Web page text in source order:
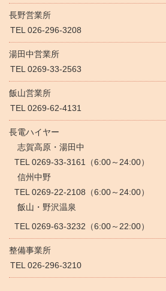
長野営業所
TEL 026-296-3208
湯田中営業所
TEL 0269-33-2563
飯山営業所
TEL 0269-62-4131
長電ハイヤー
志賀高原・湯田中
TEL 0269-33-3161（6:00～24:00）
信州中野
TEL 0269-22-2108（6:00～24:00）
飯山・野沢温泉
TEL 0269-63-3232（6:00～22:00）
整備事業所
TEL 026-296-3210